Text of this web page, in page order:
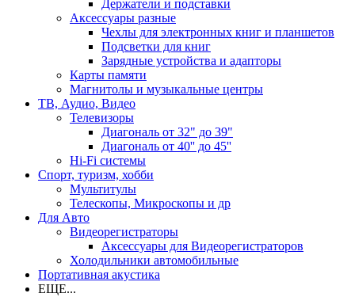
Держатели и подставки
Аксессуары разные
Чехлы для электронных книг и планшетов
Подсветки для книг
Зарядные устройства и адапторы
Карты памяти
Магнитолы и музыкальные центры
ТВ, Аудио, Видео
Телевизоры
Диагональ от 32" до 39"
Диагональ от 40'' до 45''
Hi-Fi системы
Спорт, туризм, хобби
Мультитулы
Телескопы, Микроскопы и др
Для Авто
Видеорегистраторы
Аксессуары для Видеорегистраторов
Холодильники автомобильные
Портативная акустика
ЕЩЕ...